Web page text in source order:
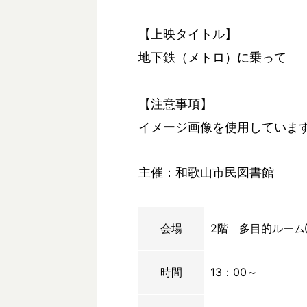
【上映タイトル】
地下鉄（メトロ）に乗って
【注意事項】
イメージ画像を使用しています
主催：和歌山市民図書館
会場 2階 多目的ルー
時間 13：00～